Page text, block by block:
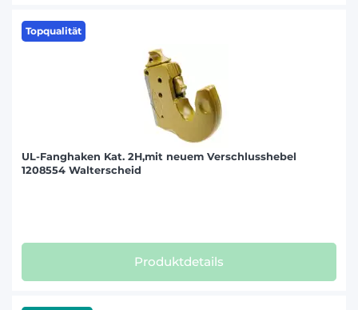
Topqualität
UL-Fanghaken Kat. 2H,mit neuem Verschlusshebel
1208554 Walterscheid
Produktdetails